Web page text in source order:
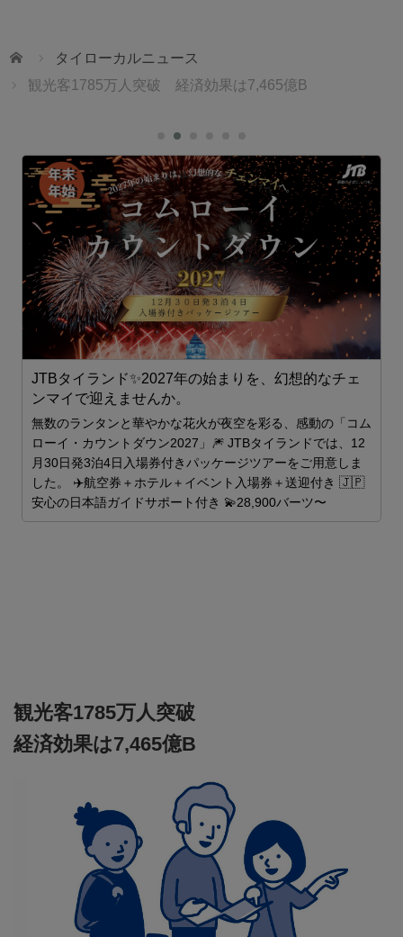
ホーム
タイローカルニュース
観光客1785万人突破 経済効果は7,465億B
JTBタイランド✨2027年の始まりを、幻想的なチェ
ンマイで迎えませんか。
無数のランタンと華やかな花火が夜空を彩る、感動の「コム
ローイ・カウントダウン2027」🎆 JTBタイランドでは、12
月30日発3泊4日入場券付きパッケージツアーをご用意しま
した。 ✈️航空券＋ホテル＋イベント入場券＋送迎付き 🇯🇵
安心の日本語ガイドサポート付き 💫28,900バーツ〜
観光客1785万人突破
経済効果は7,465億B